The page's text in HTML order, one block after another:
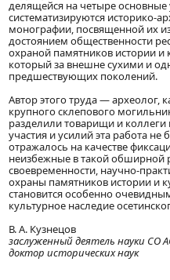
делящейся на четыре основные
систематизируются историко-
монографии, посвященной их
достоянием общественности
охраной памятников истории и
который за внешне сухими и
предшествующих поколений.
Автор этого труда — археолог,
крупного склепового
разделили товарищи и
участия и усилий эта работа
отражалось на качестве
неизбежные в такой обширной
своевременности, научно-
охраны памятников истории и
становится особенно
культурное наследие
В. А. Кузнецов
заслуженный деятель науки СО
доктор исторических наук